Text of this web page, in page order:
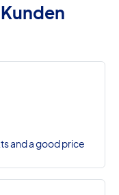
and a good price